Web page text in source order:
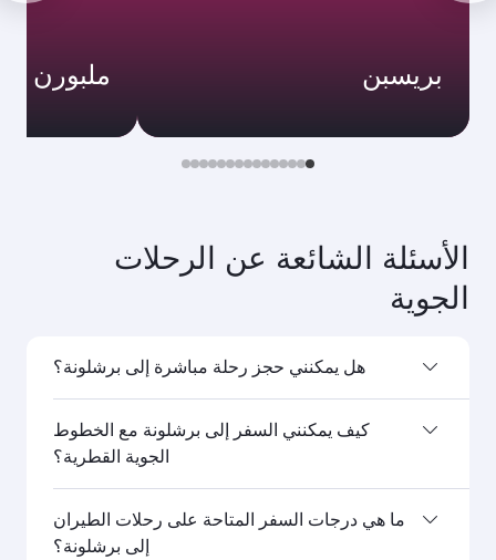
بريسبن ملبورن
الأسئلة الشائعة عن الرحلات
الجوية
هل يمكنني حجز رحلة مباشرة إلى برشلونة؟
نعم، تسيِّر الخطوط الجوية القطرية رحلات مباشرة إلى
برشلونة. ابحث عن الرحلات من صفحتنا الرئيسية لتعرف
كيف يمكنني السفر إلى برشلونة مع الخطوط
الجوية القطرية؟
يمكنك السفر مباشرةً إلى برشلونة على متن رحلات
الخطوط الجوية القطرية. كما تصل رحلاتنا إلى أكثر من
ما هي درجات السفر المتاحة على رحلات الطيران
إلى برشلونة؟